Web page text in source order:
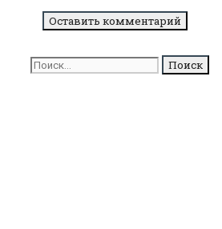
Поиск
для: